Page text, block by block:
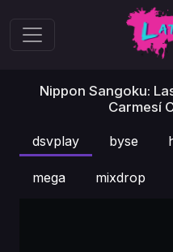
Nippon Sangoku:
Carmesí
dsvplay byse
mega mixdrop